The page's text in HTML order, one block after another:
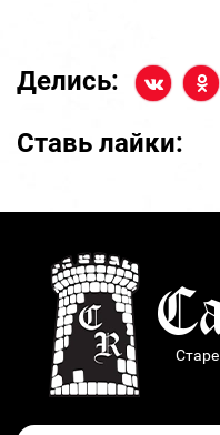
Делись:
Ставь лайки: